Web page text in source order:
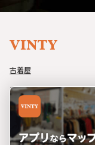
古着屋
アイテム
コーデ
イベント